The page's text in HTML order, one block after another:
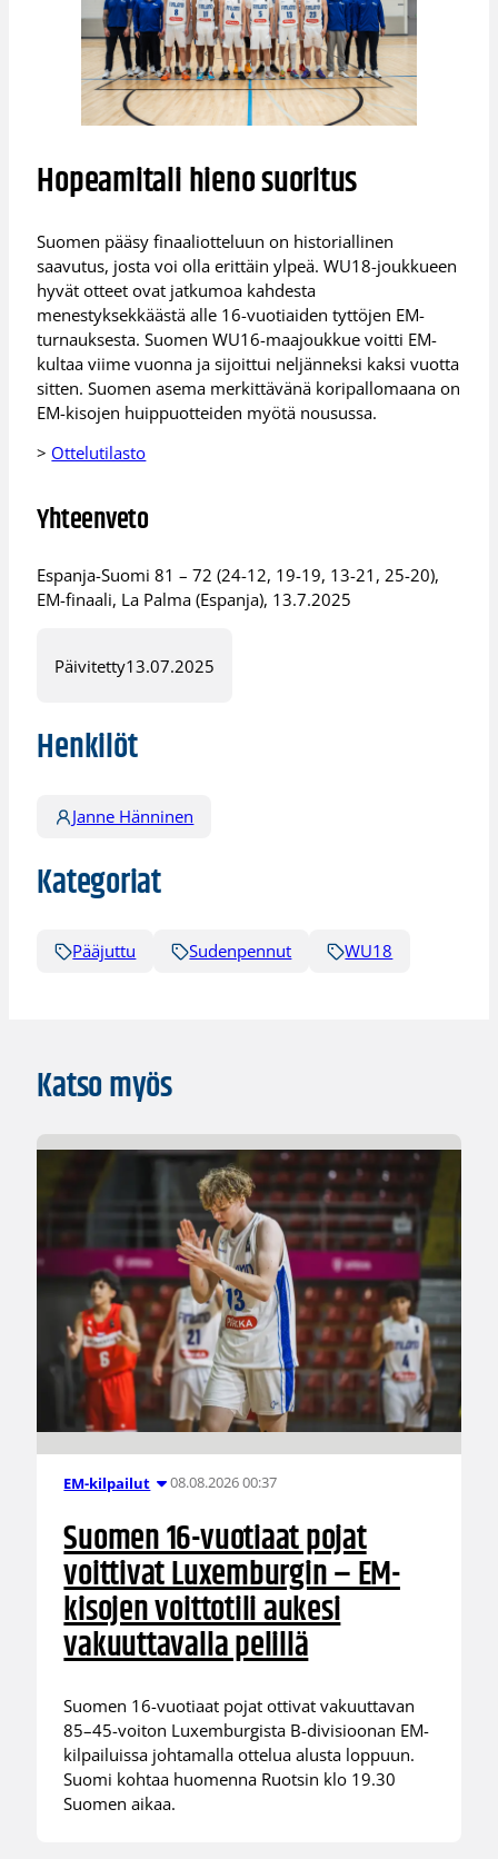
Hopeamitali hieno suoritus
Suomen pääsy finaaliotteluun on historiallinen
saavutus, josta voi olla erittäin ylpeä. WU18-joukkueen
hyvät otteet ovat jatkumoa kahdesta
menestyksekkäästä alle 16-vuotiaiden tyttöjen EM-
turnauksesta. Suomen WU16-maajoukkue voitti EM-
kultaa viime vuonna ja sijoittui neljänneksi kaksi vuotta
sitten. Suomen asema merkittävänä koripallomaana on
EM-kisojen huippuotteiden myötä nousussa.
> Ottelutilasto
Yhteenveto
Espanja-Suomi 81 – 72 (24-12, 19-19, 13-21, 25-20),
EM-finaali, La Palma (Espanja), 13.7.2025
Päivitetty13.07.2025
Henkilöt
Janne Hänninen
Kategoriat
Pääjuttu Sudenpennut WU18
Katso myös
EM-kilpailut 08.08.2026 00:37
Suomen 16-vuotiaat pojat
voittivat Luxemburgin – EM-
kisojen voittotili aukesi
vakuuttavalla pelillä
Suomen 16-vuotiaat pojat ottivat vakuuttavan
85–45-voiton Luxemburgista B-divisioonan EM-
kilpailuissa johtamalla ottelua alusta loppuun.
Suomi kohtaa huomenna Ruotsin klo 19.30
Suomen aikaa.